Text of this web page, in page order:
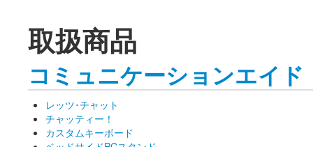
取扱商品
コミュニケーションエイド
レッツ･チャット
チャッティー！
カスタムキーボード